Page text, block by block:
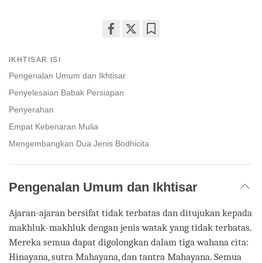
facebook
IKHTISAR ISI
Pengenalan Umum dan Ikhtisar
Penyelesaian Babak Persiapan
Penyerahan
Empat Kebenaran Mulia
Mengembangkan Dua Jenis Bodhicita
Pengenalan Umum dan Ikhtisar
Ajaran-ajaran bersifat tidak terbatas dan ditujukan kepada
makhluk-makhluk dengan jenis watak yang tidak terbatas.
Mereka semua dapat digolongkan dalam tiga wahana cita:
Hinayana, sutra Mahayana, dan tantra Mahayana. Semua